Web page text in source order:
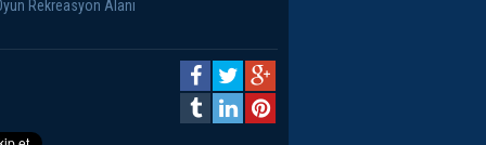
Rekreasyon Alanı